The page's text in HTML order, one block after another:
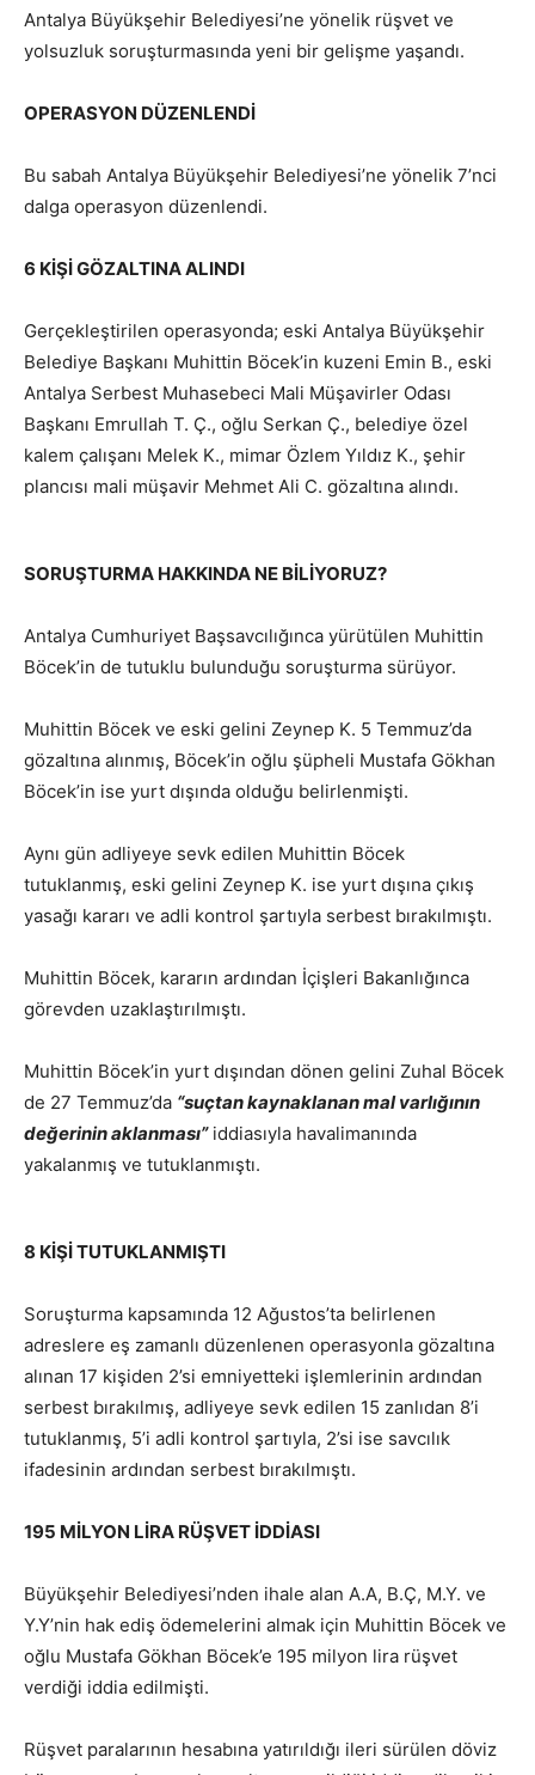
Antalya Büyükşehir Belediyesi’ne yönelik rüşvet ve
yolsuzluk soruşturmasında yeni bir gelişme yaşandı.
OPERASYON DÜZENLENDİ
Bu sabah Antalya Büyükşehir Belediyesi’ne yönelik 7’nci
dalga operasyon düzenlendi.
6 KİŞİ GÖZALTINA ALINDI
Gerçekleştirilen operasyonda; eski Antalya Büyükşehir
Belediye Başkanı Muhittin Böcek’in kuzeni Emin B., eski
Antalya Serbest Muhasebeci Mali Müşavirler Odası
Başkanı Emrullah T. Ç., oğlu Serkan Ç., belediye özel
kalem çalışanı Melek K., mimar Özlem Yıldız K., şehir
plancısı mali müşavir Mehmet Ali C. gözaltına alındı.
SORUŞTURMA HAKKINDA NE BİLİYORUZ?
Antalya Cumhuriyet Başsavcılığınca yürütülen Muhittin
Böcek’in de tutuklu bulunduğu soruşturma sürüyor.
Muhittin Böcek ve eski gelini Zeynep K. 5 Temmuz’da
gözaltına alınmış, Böcek’in oğlu şüpheli Mustafa Gökhan
Böcek’in ise yurt dışında olduğu belirlenmişti.
Aynı gün adliyeye sevk edilen Muhittin Böcek
tutuklanmış, eski gelini Zeynep K. ise yurt dışına çıkış
yasağı kararı ve adli kontrol şartıyla serbest bırakılmıştı.
Muhittin Böcek, kararın ardından İçişleri Bakanlığınca
görevden uzaklaştırılmıştı.
Muhittin Böcek’in yurt dışından dönen gelini Zuhal Böcek
de 27 Temmuz’da “suçtan kaynaklanan mal varlığının
değerinin aklanması”iddiasıyla havalimanında
yakalanmış ve tutuklanmıştı.
8 KİŞİ TUTUKLANMIŞTI
Soruşturma kapsamında 12 Ağustos’ta belirlenen
adreslere eş zamanlı düzenlenen operasyonla gözaltına
alınan 17 kişiden 2’si emniyetteki işlemlerinin ardından
serbest bırakılmış, adliyeye sevk edilen 15 zanlıdan 8’i
tutuklanmış, 5’i adli kontrol şartıyla, 2’si ise savcılık
ifadesinin ardından serbest bırakılmıştı.
195 MİLYON LİRA RÜŞVET İDDİASI
Büyükşehir Belediyesi’nden ihale alan A.A, B.Ç, M.Y. ve
Y.Y’nin hak ediş ödemelerini almak için Muhittin Böcek ve
oğlu Mustafa Gökhan Böcek’e 195 milyon lira rüşvet
verdiği iddia edilmişti.
Rüşvet paralarının hesabına yatırıldığı ileri sürülen döviz